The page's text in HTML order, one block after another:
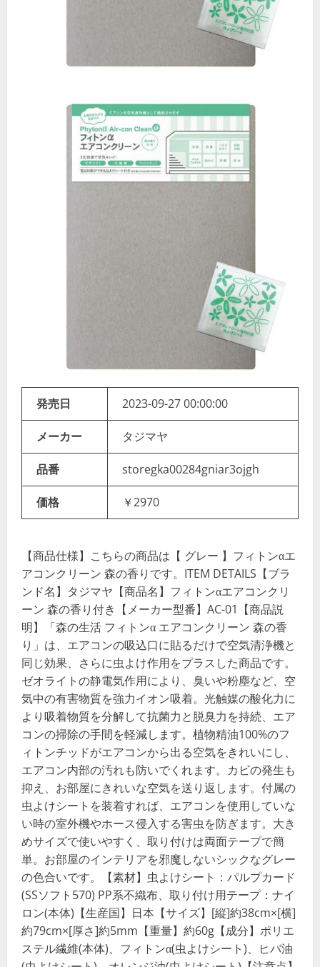
発売日 2023-09-27 00:00:00
メーカー タジマヤ
品番 storegka00284gniar3ojgh
価格 ￥2970
【商品仕様】こちらの商品は【 グレー 】フィトンαエ
アコンクリーン 森の香りです。ITEM DETAILS【ブラ
ンド名】タジマヤ【商品名】フィトンαエアコンクリ
ーン 森の香り付き【メーカー型番】AC-01【商品説
明】「森の生活 フィトンα エアコンクリーン 森の香
り」は、エアコンの吸込口に貼るだけで空気清浄機と
同じ効果、さらに虫よけ作用をプラスした商品です。
ゼオライトの静電気作用により、臭いや粉塵など、空
気中の有害物質を強力イオン吸着。光触媒の酸化力に
より吸着物質を分解して抗菌力と脱臭力を持続、エア
コンの掃除の手間を軽減します。植物精油100%のフ
ィトンチッドがエアコンから出る空気をきれいにし、
エアコン内部の汚れも防いでくれます。カビの発生も
抑え、お部屋にきれいな空気を送り返します。付属の
虫よけシートを装着すれば、エアコンを使用していな
い時の室外機やホース侵入する害虫を防ぎます。大き
めサイズで使いやすく、取り付けは両面テープで簡
単。お部屋のインテリアを邪魔しないシックなグレー
の色合いです。【素材】虫よけシート：パルプカード
(SSソフト570) PP系不織布、取り付け用テープ：ナイ
ロン(本体)【生産国】日本【サイズ】[縦]約38cm×[横]
約79cm×[厚さ]約5mm【重量】約60g【成分】ポリエ
ステル繊維(本体)、フィトンα(虫よけシート)、ヒバ油